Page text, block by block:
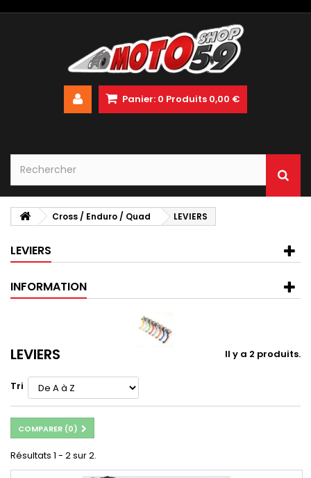
Panier: 0 Produits 0,00 €
Cross / Enduro / Quad LEVIERS
LEVIERS
INFORMATION
LEVIERS Il y a 2 produits.
Tri
COMPARER (0)
Résultats 1 - 2 sur 2.